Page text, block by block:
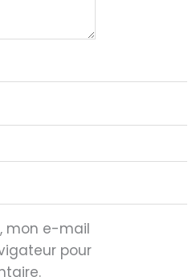
mon e-mail
pour